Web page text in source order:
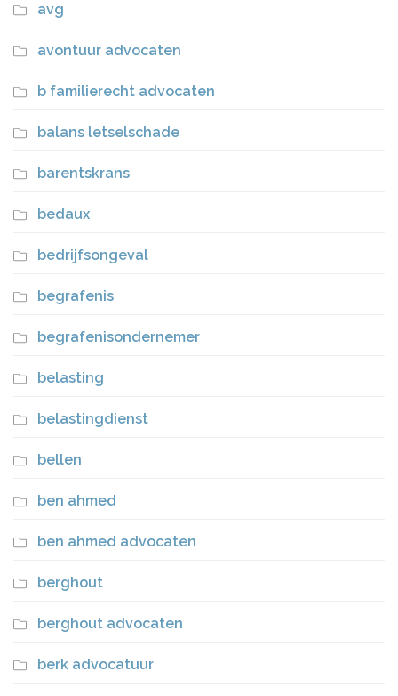
avg
avontuur advocaten
b familierecht advocaten
balans letselschade
barentskrans
bedaux
bedrijfsongeval
begrafenis
begrafenisondernemer
belasting
belastingdienst
bellen
ben ahmed
ben ahmed advocaten
berghout
berghout advocaten
berk advocatuur